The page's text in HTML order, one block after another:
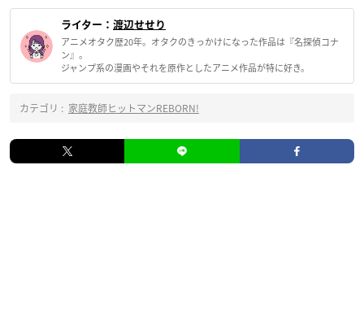
ライター： 渡辺せせり
アニメオタク歴20年。オタクのきっかけになった作品は『名探偵コナ
ン』。
ジャンプ系の漫画やそれを原作としたアニメ作品が特に好き。
カテゴリ : 家庭教師ヒットマンREBORN!